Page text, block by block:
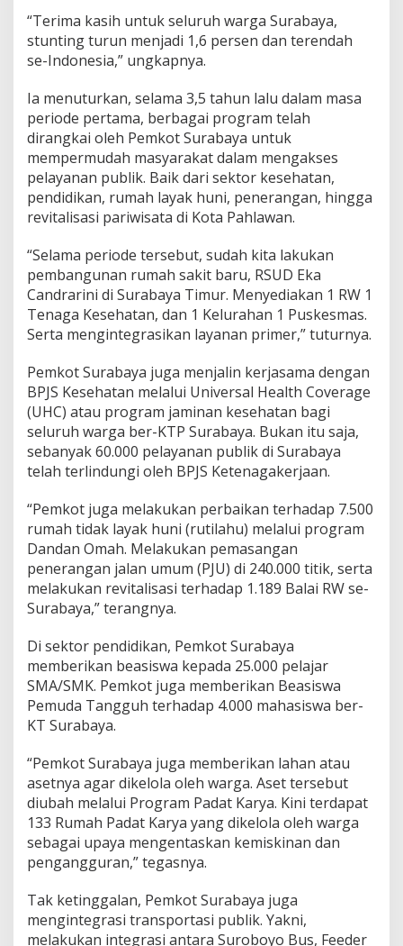
n
a
n
u
t
T
u
r
u
n
“Terima kasih untuk seluruh warga Surabaya,
stunting turun menjadi 1,6 persen dan terendah
se-Indonesia,” ungkapnya.
Ia menuturkan, selama 3,5 tahun lalu dalam masa
periode pertama, berbagai program telah
dirangkai oleh Pemkot Surabaya untuk
mempermudah masyarakat dalam mengakses
pelayanan publik. Baik dari sektor kesehatan,
pendidikan, rumah layak huni, penerangan, hingga
revitalisasi pariwisata di Kota Pahlawan.
“Selama periode tersebut, sudah kita lakukan
pembangunan rumah sakit baru, RSUD Eka
Candrarini di Surabaya Timur. Menyediakan 1 RW 1
Tenaga Kesehatan, dan 1 Kelurahan 1 Puskesmas.
Serta mengintegrasikan layanan primer,” tuturnya.
Pemkot Surabaya juga menjalin kerjasama dengan
BPJS Kesehatan melalui ⁠Universal Health Coverage
(UHC) atau program jaminan kesehatan bagi
seluruh warga ber-KTP Surabaya. Bukan itu saja,
sebanyak 60.000 pelayanan publik di Surabaya
telah terlindungi oleh BPJS Ketenagakerjaan.
“Pemkot juga melakukan perbaikan terhadap 7.500
rumah tidak layak huni (rutilahu) melalui program
Dandan Omah. Melakukan pemasangan
penerangan jalan umum (PJU) di 240.000 titik, serta
melakukan revitalisasi terhadap 1.189 Balai RW se-
Surabaya,” terangnya.
Di sektor pendidikan, Pemkot Surabaya
memberikan beasiswa kepada 25.000 pelajar
SMA/SMK. Pemkot juga memberikan Beasiswa
Pemuda Tangguh terhadap 4.000 mahasiswa ber-
KT Surabaya.
“Pemkot Surabaya juga memberikan lahan atau
asetnya agar dikelola oleh warga. Aset tersebut
diubah melalui Program Padat Karya. Kini terdapat
133 Rumah Padat Karya yang dikelola oleh warga
sebagai upaya mengentaskan kemiskinan dan
pengangguran,” tegasnya.
Tak ketinggalan, Pemkot Surabaya juga
mengintegrasi transportasi publik. Yakni,
melakukan integrasi antara Suroboyo Bus, Feeder